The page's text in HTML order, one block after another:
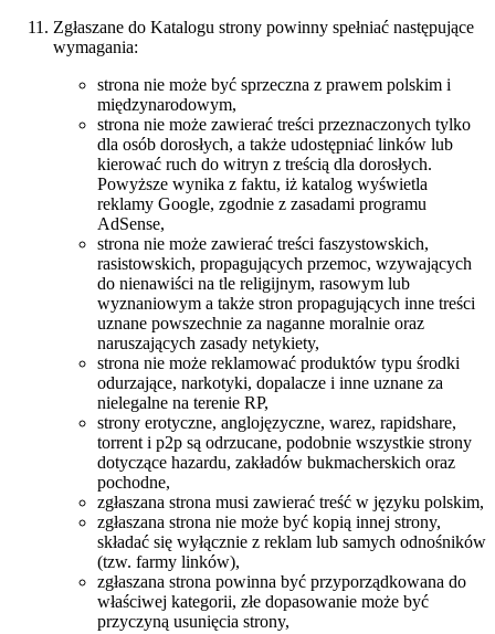
Zgłaszane do Katalogu strony powinny spełniać następujące
wymagania:
strona nie może być sprzeczna z prawem polskim i
międzynarodowym,
strona nie może zawierać treści przeznaczonych tylko
dla osób dorosłych, a także udostępniać linków lub
kierować ruch do witryn z treścią dla dorosłych.
Powyższe wynika z faktu, iż katalog wyświetla
reklamy Google, zgodnie z zasadami programu
AdSense,
strona nie może zawierać treści faszystowskich,
rasistowskich, propagujących przemoc, wzywających
do nienawiści na tle religijnym, rasowym lub
wyznaniowym a także stron propagujących inne treści
uznane powszechnie za naganne moralnie oraz
naruszających zasady netykiety,
strona nie może reklamować produktów typu środki
odurzające, narkotyki, dopalacze i inne uznane za
nielegalne na terenie RP,
strony erotyczne, anglojęzyczne, warez, rapidshare,
torrent i p2p są odrzucane, podobnie wszystkie strony
dotyczące hazardu, zakładów bukmacherskich oraz
pochodne,
zgłaszana strona musi zawierać treść w języku polskim,
zgłaszana strona nie może być kopią innej strony,
składać się wyłącznie z reklam lub samych odnośników
(tzw. farmy linków),
zgłaszana strona powinna być przyporządkowana do
właściwej kategorii, złe dopasowanie może być
przyczyną usunięcia strony,